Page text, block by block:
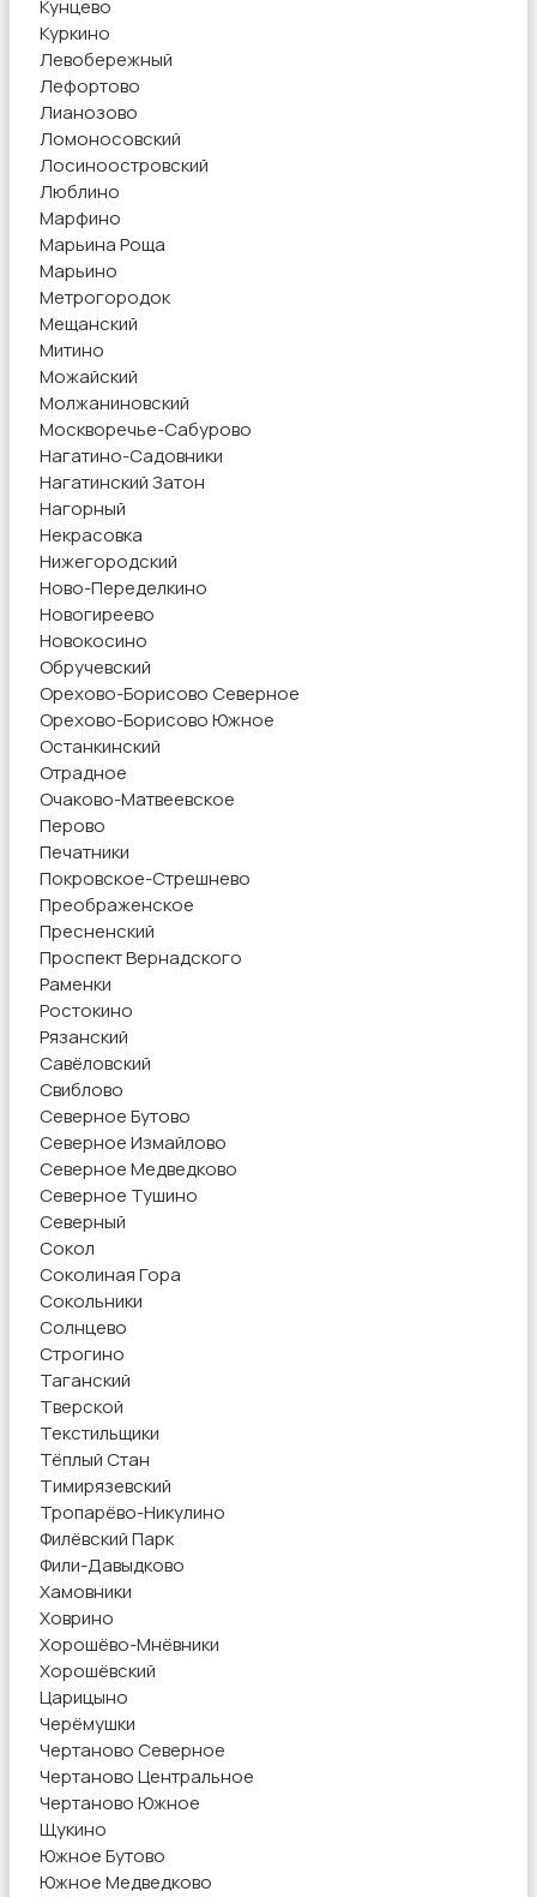
Кунцево
Куркино
Левобережный
Лефортово
Лианозово
Ломоносовский
Лосиноостровский
Люблино
Марфино
Марьина Роща
Марьино
Метрогородок
Мещанский
Митино
Можайский
Молжаниновский
Москворечье-Сабурово
Нагатино-Садовники
Нагатинский Затон
Нагорный
Некрасовка
Нижегородский
Ново-Переделкино
Новогиреево
Новокосино
Обручевский
Орехово-Борисово Северное
Орехово-Борисово Южное
Останкинский
Отрадное
Очаково-Матвеевское
Перово
Печатники
Покровское-Стрешнево
Преображенское
Пресненский
Проспект Вернадского
Раменки
Ростокино
Рязанский
Савёловский
Свиблово
Северное Бутово
Северное Измайлово
Северное Медведково
Северное Тушино
Северный
Сокол
Соколиная Гора
Сокольники
Солнцево
Строгино
Таганский
Тверской
Текстильщики
Тёплый Стан
Тимирязевский
Тропарёво-Никулино
Филёвский Парк
Фили-Давыдково
Хамовники
Ховрино
Хорошёво-Мнёвники
Хорошёвский
Царицыно
Черёмушки
Чертаново Северное
Чертаново Центральное
Чертаново Южное
Щукино
Южное Бутово
Южное Медведково